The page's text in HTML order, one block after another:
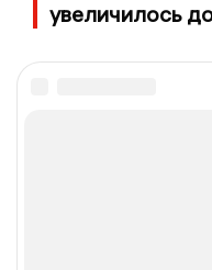
увеличилось